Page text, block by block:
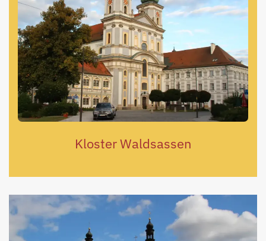
Kloster Waldsassen